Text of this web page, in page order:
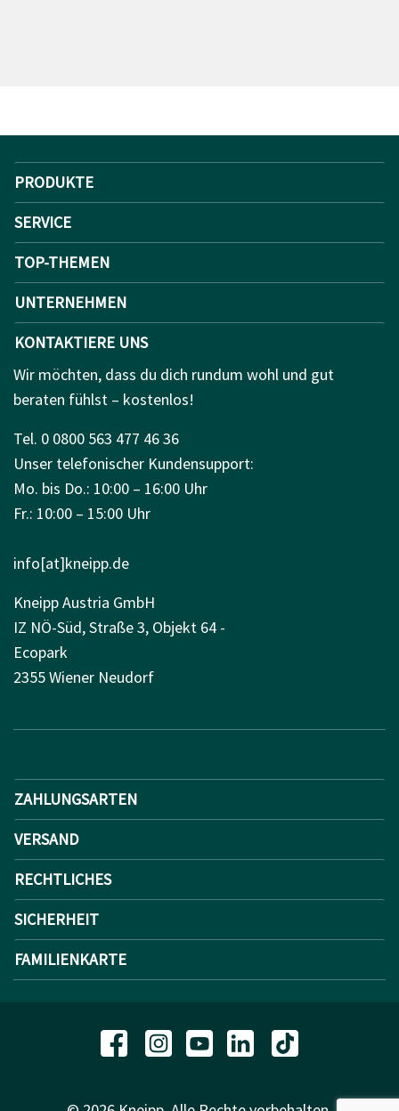
PRODUKTE
SERVICE
TOP-THEMEN
UNTERNEHMEN
KONTAKTIERE UNS
Wir möchten, dass du dich rundum wohl und gut
beraten fühlst – kostenlos!
Tel. 0 0800 563 477 46 36
Unser telefonischer Kundensupport:
Mo. bis Do.: 10:00 – 16:00 Uhr
Fr.: 10:00 – 15:00 Uhr
info[at]kneipp.de
Kneipp Austria GmbH
IZ NÖ-Süd, Straße 3, Objekt 64 -
Ecopark
2355 Wiener Neudorf
ZAHLUNGSARTEN
VERSAND
RECHTLICHES
SICHERHEIT
FAMILIENKARTE